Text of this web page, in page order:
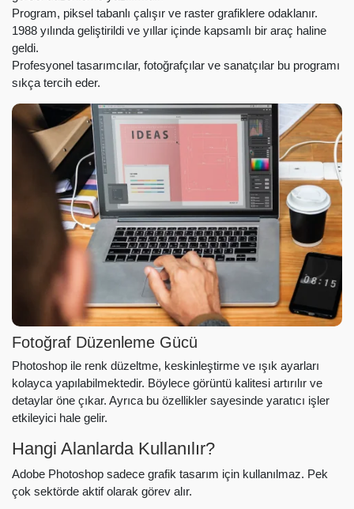
Program, piksel tabanlı çalışır ve raster grafiklere odaklanır.
1988 yılında geliştirildi ve yıllar içinde kapsamlı bir araç haline
geldi.
Profesyonel tasarımcılar, fotoğrafçılar ve sanatçılar bu programı
sıkça tercih eder.
Fotoğraf Düzenleme Gücü
Photoshop ile renk düzeltme, keskinleştirme ve ışık ayarları
kolayca yapılabilmektedir. Böylece görüntü kalitesi artırılır ve
detaylar öne çıkar. Ayrıca bu özellikler sayesinde yaratıcı işler
etkileyici hale gelir.
Hangi Alanlarda Kullanılır?
Adobe Photoshop sadece grafik tasarım için kullanılmaz. Pek
çok sektörde aktif olarak görev alır.